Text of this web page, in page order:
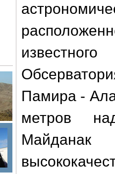
Памира -
метров